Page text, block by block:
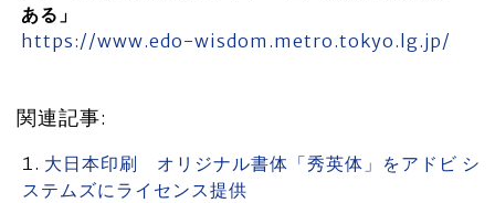
ある」
https://www.edo-wisdom.metro.tokyo.lg.jp/
関連記事:
大日本印刷 オリジナル書体「秀英体」をアドビ シ
ステムズにライセンス提供